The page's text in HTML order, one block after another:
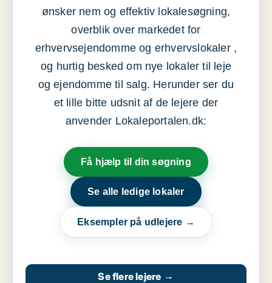
ønsker nem og effektiv lokalesøgning,
overblik over markedet for
erhvervsejendomme og erhvervslokaler ,
og hurtig besked om nye lokaler til leje
og ejendomme til salg. Herunder ser du
et lille bitte udsnit af de lejere der
anvender Lokaleportalen.dk:
Få hjælp til din søgning
Se alle ledige lokaler
Eksempler på udlejere →
Se flere lejere →